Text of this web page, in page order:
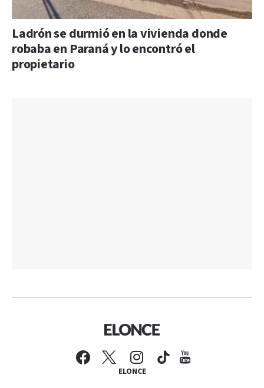
Ladrón se durmió en la vivienda donde
robaba en Paraná y lo encontró el
propietario
ELONCE